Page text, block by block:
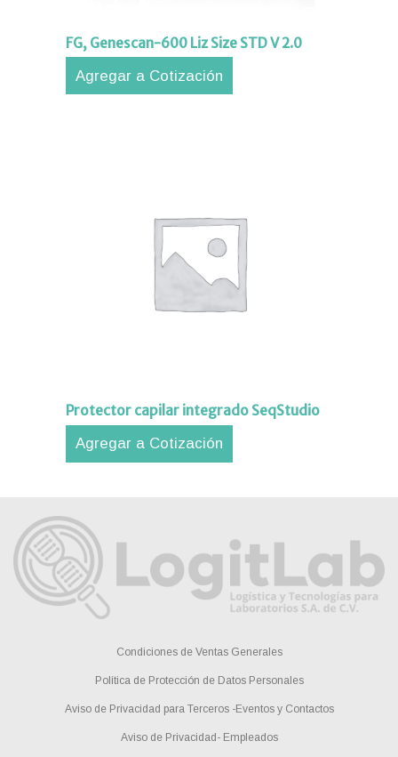
FG, Genescan-600 Liz Size STD V 2.0
Agregar a Cotización
Protector capilar integrado SeqStudio
Agregar a Cotización
Condiciones de Ventas Generales
Política de Protección de Datos Personales
Aviso de Privacidad para Terceros -Eventos y Contactos
Aviso de Privacidad- Empleados